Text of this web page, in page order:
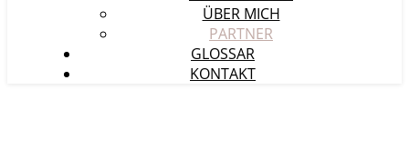
ÜBER MICH
PARTNER
GLOSSAR
KONTAKT